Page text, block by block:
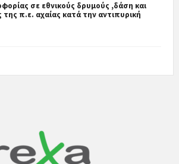
σε εθνικούς δρυμούς ,δάση και
της π.ε. αχαίας κατά την αντιπυρική